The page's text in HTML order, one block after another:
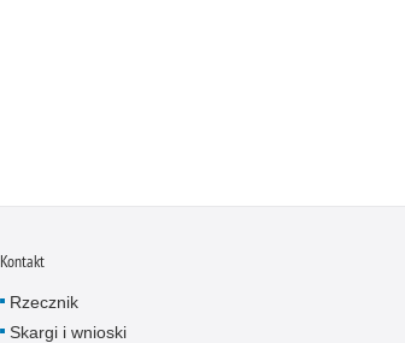
Opinia publiczna
Kontakt
Rzecznik
Skargi i wnioski